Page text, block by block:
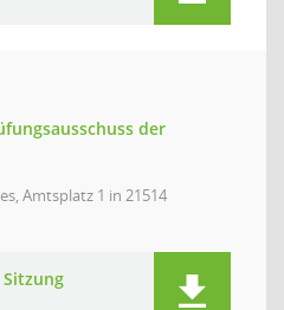
der
Amtsplatz 1 in 21514